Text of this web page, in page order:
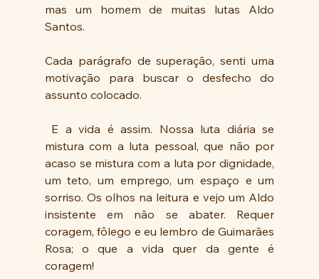
mas um homem de muitas lutas Aldo
Santos.
Cada parágrafo de superação, senti uma
motivação para buscar o desfecho do
assunto colocado.
mistura com a luta pessoal, que não por
acaso se mistura com a luta por dignidade,
um teto, um emprego, um espaço e um
sorriso. Os olhos na leitura e vejo um Aldo
insistente em não se abater. Requer
coragem, fôlego e eu lembro de Guimarães
Rosa; o que a vida quer da gente é
coragem!